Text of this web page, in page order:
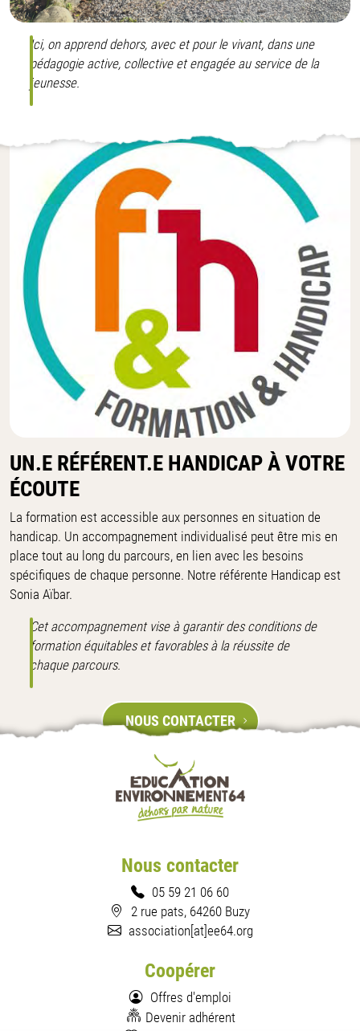
Ici, on apprend dehors, avec et pour le vivant, dans une
pédagogie active, collective et engagée au service de la
jeunesse.
UN.E RÉFÉRENT.E HANDICAP À VOTRE
ÉCOUTE
La formation est accessible aux personnes en situation de
handicap. Un accompagnement individualisé peut être mis en
place tout au long du parcours, en lien avec les besoins
spécifiques de chaque personne. Notre référente Handicap est
Sonia Aïbar.
Cet accompagnement vise à garantir des conditions de
formation équitables et favorables à la réussite de
chaque parcours.
NOUS CONTACTER
Nous contacter
05 59 21 06 60
2 rue pats, 64260 Buzy
association[at]ee64.org
Coopérer
Offres d'emploi
Devenir adhérent